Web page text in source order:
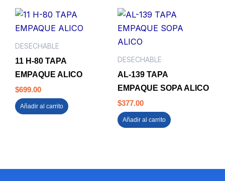
DESECHABLE
11 H-80 TAPA
EMPAQUE ALICO
$699.00
Añadir al carrito
DESECHABLE
AL-139 TAPA
EMPAQUE SOPA ALICO
$377.00
Añadir al carrito